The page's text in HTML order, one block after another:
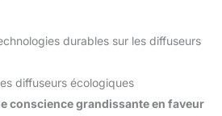
durables sur les diffuseurs
diffuseurs écologiques
conscience grandissante en faveur